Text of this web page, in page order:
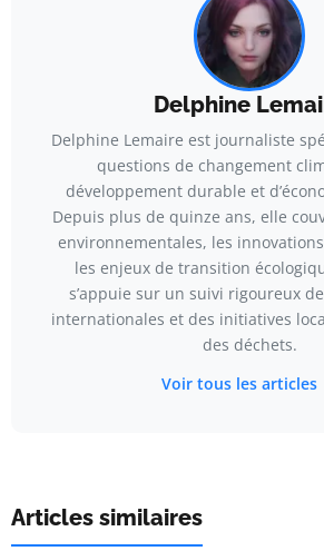
Delphine
Delphine Lemaire est journaliste
questions de changement
développement durable et
Depuis plus de quinze ans, elle
environnementales, les
les enjeux de transition
s’appuie sur un suivi rigoureux
internationales et des initiatives
des déchets.
Voir tous les articles
Articles similaires